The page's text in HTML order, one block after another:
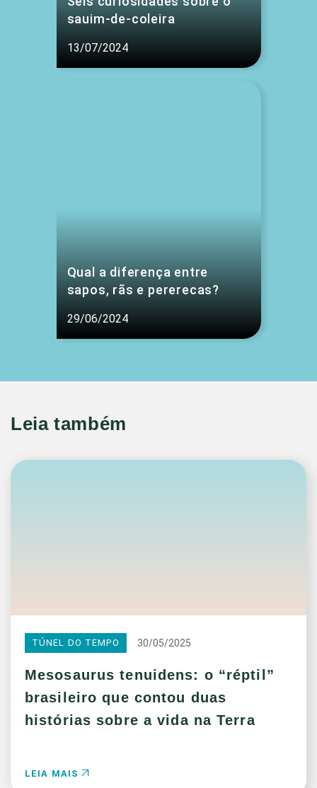
sauim-de-coleira
13/07/2024
Qual a diferença entre
sapos, rãs e pererecas?
29/06/2024
Leia também
TÚNEL DO TEMPO 30/05/2025
Mesosaurus tenuidens: o “réptil”
brasileiro que contou duas
histórias sobre a vida na Terra
LEIA MAIS